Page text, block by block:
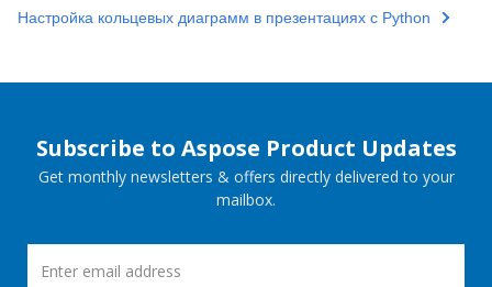
Настройка кольцевых диаграмм в презентациях с Python
Subscribe to Aspose Product Updates
Get monthly newsletters & offers directly delivered to your
mailbox.